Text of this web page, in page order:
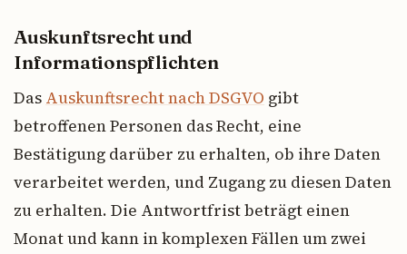
Auskunftsrecht und
Informationspflichten
Das Auskunftsrecht nach DSGVO gibt
betroffenen Personen das Recht, eine
Bestätigung darüber zu erhalten, ob ihre Daten
verarbeitet werden, und Zugang zu diesen Daten
zu erhalten. Die Antwortfrist beträgt einen
Monat und kann in komplexen Fällen um zwei